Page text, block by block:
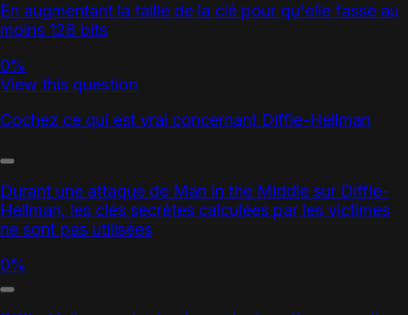
En augmentant la taille de la clé pour qu'elle fasse au
moins 128 bits
0%
View this question
Cochez ce qui est vrai concernant Diffie-Hellman
Durant une attaque de Man in the Middle sur Diffie-
Hellman, les clés secrètes calculées par les victimes
ne sont pas utilisées
0%